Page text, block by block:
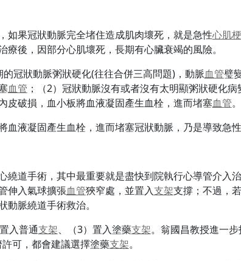
如果冠狀動脈完全堵住造成肌肉壞死，就是急性心肌
後，因部分心肌壞死，長期有心臟衰竭的風險。
冠狀動脈粥狀硬化(往往合併三高問題)，動脈血管璧
血管 ；（2）冠狀動脈沒有或者沒有太明顯粥狀硬化
皮破損，血小板將血液凝固產生血栓，進而堵塞血管。
液凝固產生血栓，進而堵塞冠狀動脈，乃是導致急性
繞道手術，其中最重要就是盡快到院執行心導管介入
伸入氣球擴張血管狹窄處，並置入支架支撐；不過，
動脈繞道手術救治。
入普通支架、（3）置入塗藥支架。翁國昌教授進一
可，都會建議選擇塗藥支架。